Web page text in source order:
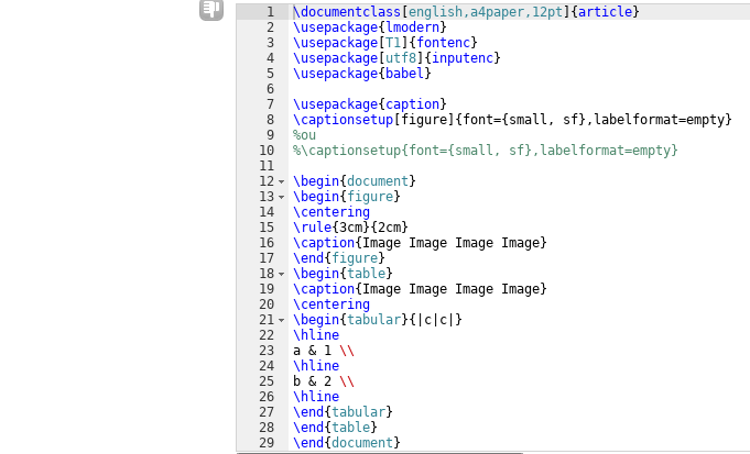
1
2
3
4
5
6
7
8
9
10
11
12
13
14
15
16
17
18
19
20
21
22
23
24
25
26
27
28
29
\documentclass english,a4paper,12pt {article}
\usepackage{ lmodern}
\usepackage T1 { fontenc}
\usepackage utf8 { inputenc}
\usepackage{ babel }
\usepackage{ caption}
\captionsetup figure { font={ small, sf} ,labelformat=empty}
%ou
%\captionsetup{font={small, sf},labelformat=empty}
\begin{document }
\begin{ figure}
\centering
\rule{3cm}{2cm}
\caption{ Image Image Image Image}
\end { figure}
\begin{table}
\caption{ Image Image Image Image}
\centering
\begin{tabular}{ |c|c|
}
\hline
a & 1 \\
\hline
b & 2 \\
\hline
\end {tabular}
\end {table}
\end {document }